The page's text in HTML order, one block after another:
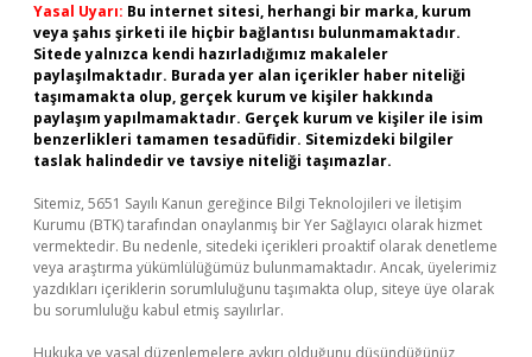
Yasal Uyarı: Bu internet sitesi, herhangi bir marka, kurum
veya şahıs şirketi ile hiçbir bağlantısı bulunmamaktadır.
Sitede yalnızca kendi hazırladığımız makaleler
paylaşılmaktadır. Burada yer alan içerikler haber niteliği
taşımamakta olup, gerçek kurum ve kişiler hakkında
paylaşım yapılmamaktadır. Gerçek kurum ve kişiler ile isim
benzerlikleri tamamen tesadüfidir. Sitemizdeki bilgiler
taslak halindedir ve tavsiye niteliği taşımazlar.
Sitemiz, 5651 Sayılı Kanun gereğince Bilgi Teknolojileri ve İletişim
Kurumu (BTK) tarafından onaylanmış bir Yer Sağlayıcı olarak hizmet
vermektedir. Bu nedenle, sitedeki içerikleri proaktif olarak denetleme
veya araştırma yükümlülüğümüz bulunmamaktadır. Ancak, üyelerimiz
yazdıkları içeriklerin sorumluluğunu taşımakta olup, siteye üye olarak
bu sorumluluğu kabul etmiş sayılırlar.
Hukuka ve yasal düzenlemelere aykırı olduğunu düşündüğünüz